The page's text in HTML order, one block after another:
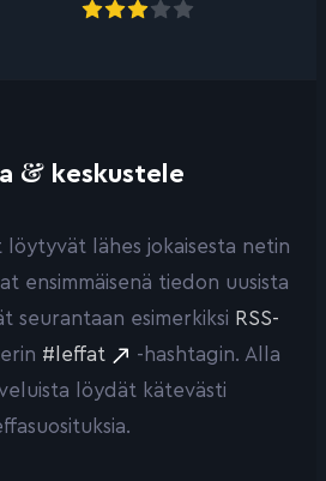
& keskustele
lähes jokaisesta netin
ensimmäisenä tiedon uusista
seurantaan esimerkiksi RSS-
#leffat
-hashtagin. Alla
löydät kätevästi